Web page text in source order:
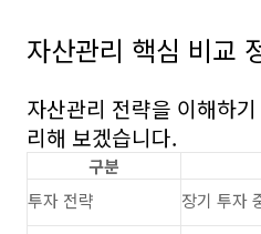
자산관리 핵심 비교
자산관리 전략을 이해하
리해 보겠습니다.
구분
투자 전략
장기 투자